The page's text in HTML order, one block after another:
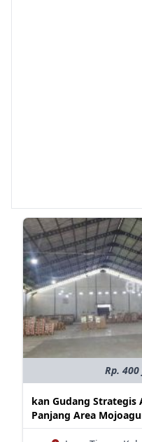
Rp.
kan Gudang Strategis
Panjang Area